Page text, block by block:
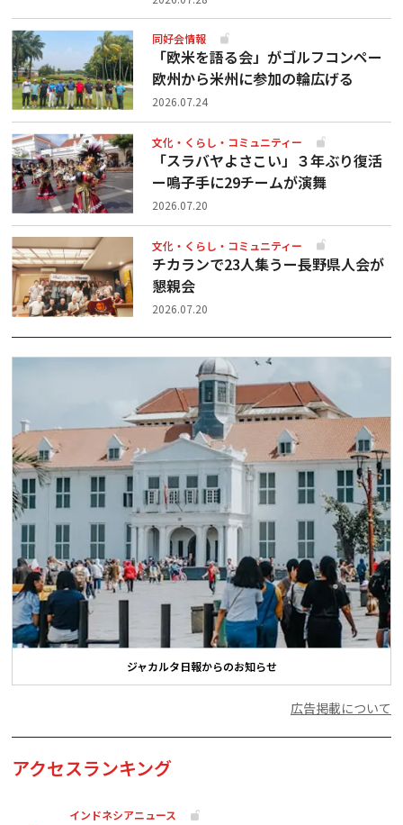
同好会情報
「欧米を語る会」がゴルフコンペー
欧州から米州に参加の輪広げる
2026.07.24
文化・くらし・コミュニティー
「スラバヤよさこい」３年ぶり復活
ー鳴子手に29チームが演舞
2026.07.20
文化・くらし・コミュニティー
チカランで23人集うー長野県人会が
懇親会
2026.07.20
ジャカルタ日報からのお知らせ
広告掲載について
アクセスランキング
インドネシアニュース